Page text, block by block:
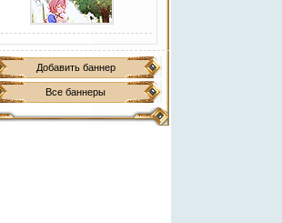
Добавить баннер
Все баннеры